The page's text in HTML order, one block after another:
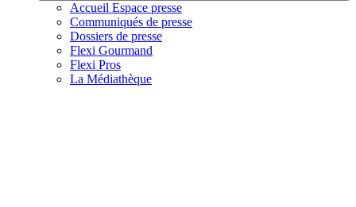
Accueil Espace presse
Communiqués de presse
Dossiers de presse
Flexi Gourmand
Flexi Pros
La Médiathèque